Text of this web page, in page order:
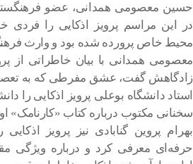
حسین معصومی همدانی، عضو
در این مراسم پرویز اذکایی را فردی
محیط خاص پرورده شده بود و وارث
معصومی همدانی با بیان خاطراتی از
زادگاهش گفت، عشق مفرطی که به
استاد دانشگاه بوعلی پرویز اذکایی را
سخنانی مکتوب درباره کتاب «کارنامک» او
بهرام پروین گنابادی نیز پرویز
حرفه‌ای معرفی کرد و درباره ویژگی